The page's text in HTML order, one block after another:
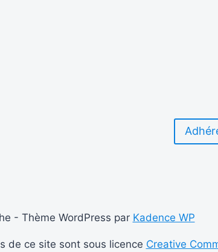
- Thème WordPress par Kadence WP
de ce site sont sous licence Creative